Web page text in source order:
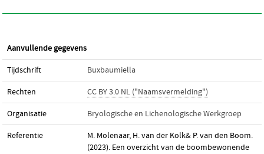
Aanvullende gegevens
Tijdschrift Buxbaumiella
Rechten CC BY 3.0 NL ("Naamsvermelding")
Organisatie Bryologische en Lichenologische Werkgroep
Referentie
M. Molenaar, H. van der Kolk& P. van den Boom.
(2023). Een overzicht van de boombewonende